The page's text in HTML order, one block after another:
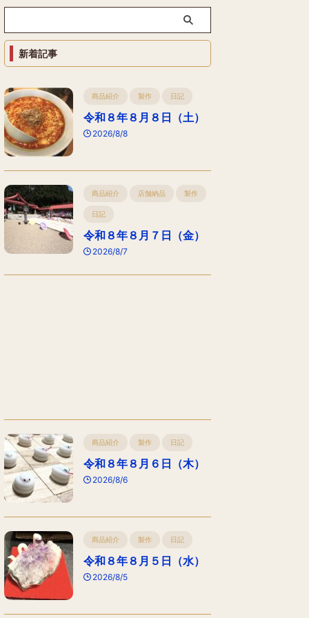
新着記事
商品紹介 製作 日記
令和８年８月８日（土）
2026/8/8
商品紹介 店舗納品 製作
日記
令和８年８月７日（金）
2026/8/7
商品紹介 製作 日記
令和８年８月６日（木）
2026/8/6
商品紹介 製作 日記
令和８年８月５日（水）
2026/8/5